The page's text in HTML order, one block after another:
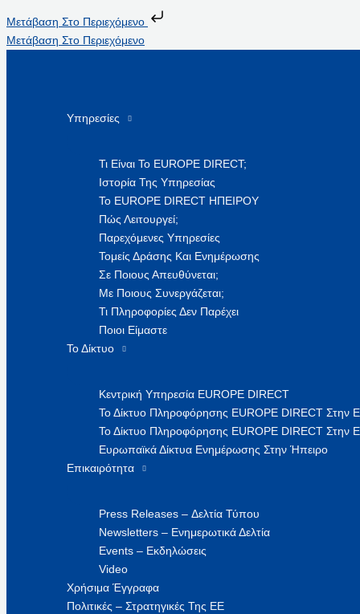
Μετάβαση Στο Περιεχόμενο
Μετάβαση Στο Περιεχόμενο
Υπηρεσίες
Τι Είναι Το EUROPE DIRECT;
Ιστορία Της Υπηρεσίας
Το EUROPE DIRECT ΗΠΕΙΡΟΥ
Πώς Λειτουργεί;
Παρεχόμενες Υπηρεσίες
Τομείς Δράσης Και Ενημέρωσης
Σε Ποιους Απευθύνεται;
Με Ποιους Συνεργάζεται;
Τι Πληροφορίες Δεν Παρέχει
Ποιοι Είμαστε
Το Δίκτυο
Κεντρική Υπηρεσία EUROPE DIRECT
Το Δίκτυο Πληροφόρησης EUROPE DIRECT Στην
Το Δίκτυο Πληροφόρησης EUROPE DIRECT Στην
Ευρωπαϊκά Δίκτυα Ενημέρωσης Στην Ήπειρο
Επικαιρότητα
Press Releases – Δελτία Τύπου
Newsletters – Ενημερωτικά Δελτία
Events – Εκδηλώσεις
Video
Χρήσιμα Έγγραφα
Πολιτικές – Στρατηγικές Της ΕΕ